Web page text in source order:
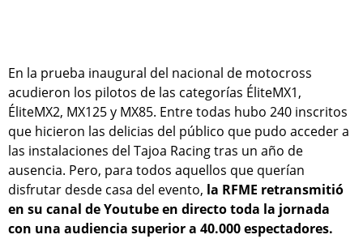
En la prueba inaugural del nacional de motocross
acudieron los pilotos de las categorías ÉliteMX1,
ÉliteMX2, MX125 y MX85. Entre todas hubo 240 inscritos
que hicieron las delicias del público que pudo acceder a
las instalaciones del Tajoa Racing tras un año de
ausencia. Pero, para todos aquellos que querían
disfrutar desde casa del evento, la RFME retransmitió
en su canal de Youtube en directo toda la jornada
con una audiencia superior a 40.000 espectadores.